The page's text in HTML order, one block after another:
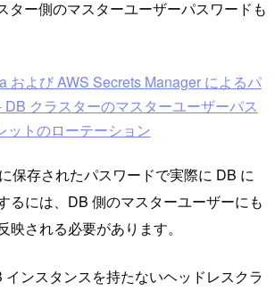
ター側のマスターユーザーパスワードも
および AWS Secrets Manager によるパ
DB クラスターのマスターユーザーパス
ットのローテーション
保存されたパスワードで実際に DB に
るには、DB 側のマスターユーザーにも
映される必要があります。
ンスタンスを持たないヘッドレスクラ